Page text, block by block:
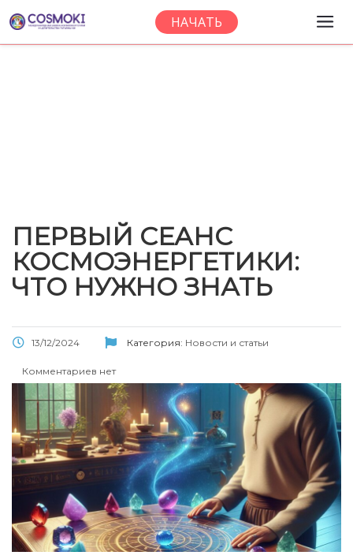
НАЧАТЬ
ПЕРВЫЙ СЕАНС
КОСМОЭНЕРГЕТИКИ:
ЧТО НУЖНО ЗНАТЬ
13/12/2024 Категория: Новости и статьи
Комментариев нет